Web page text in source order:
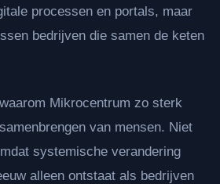
processen en portals, maar
bedrijven die samen de keten
Mikrocentrum zo sterk
van mensen. Niet
systemische verandering
alleen ontstaat als bedrijven